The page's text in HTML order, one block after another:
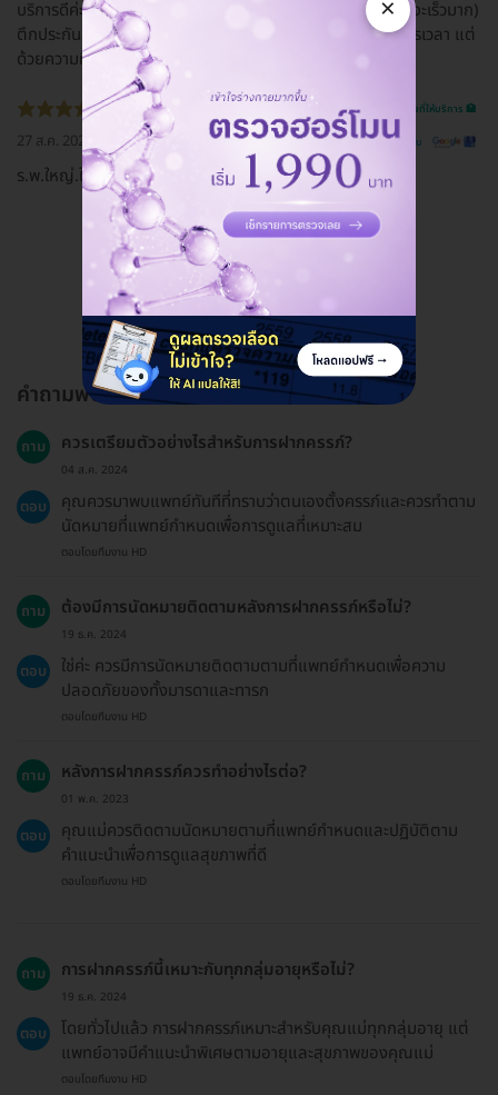
บริการดีค่ะ รวดเร็ว พนักงานพูดดี (ตึกทั่วไปที่ไม่ใช่ประกันสังคมจะเร็วมาก)
ตึกประกันสังคมบริการดี ถือว่าเร็วระดับนึงในส่วนของการจัดการเวลา แต่
ด้วยความที่คนเยอะทำให้ล่าช้าบางขั้นตอน
รีวิวสถานที่ให้บริการ 🏥
27 ส.ค. 2020 ดูรีวิวต้นฉบับ
ร.พ.ใหญ่.ใกล้บ้าน.​อยู่มีนบุรี
ดูรีวิวทั้งหมด
คำถามพบบ่อย
ถาม ควรเตรียมตัวอย่างไรสำหรับการฝากครรภ์?
04 ส.ค. 2024
ตอบ
คุณควรมาพบแพทย์ทันทีที่ทราบว่าตนเองตั้งครรภ์และควรทำตาม
นัดหมายที่แพทย์กำหนดเพื่อการดูแลที่เหมาะสม
ตอบโดยทีมงาน HD
ถาม ต้องมีการนัดหมายติดตามหลังการฝากครรภ์หรือไม่?
19 ธ.ค. 2024
ตอบ
ใช่ค่ะ ควรมีการนัดหมายติดตามตามที่แพทย์กำหนดเพื่อความ
ปลอดภัยของทั้งมารดาและทารก
ตอบโดยทีมงาน HD
ถาม หลังการฝากครรภ์ควรทำอย่างไรต่อ?
01 พ.ค. 2023
ตอบ
คุณแม่ควรติดตามนัดหมายตามที่แพทย์กำหนดและปฏิบัติตาม
คำแนะนำเพื่อการดูแลสุขภาพที่ดี
ตอบโดยทีมงาน HD
ถาม การฝากครรภ์นี้เหมาะกับทุกกลุ่มอายุหรือไม่?
19 ธ.ค. 2024
ตอบ
โดยทั่วไปแล้ว การฝากครรภ์เหมาะสำหรับคุณแม่ทุกกลุ่มอายุ แต่
แพทย์อาจมีคำแนะนำพิเศษตามอายุและสุขภาพของคุณแม่
ตอบโดยทีมงาน HD
×